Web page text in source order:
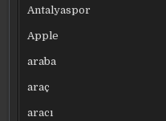
Antalyaspor
Apple
araba
araç
aracı